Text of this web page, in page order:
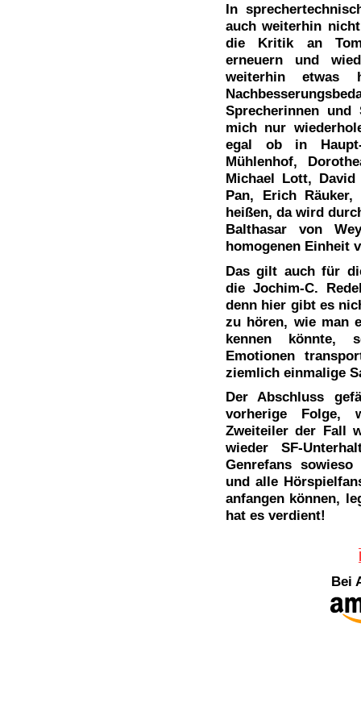
In
auch weiterhin
die Kritik an
erneuern und
weiterhin
Sprecherinnen
mich nur
egal ob in
Mühlenhof,
Michael Lott, David
Pan, Erich
heißen, da wird
Balthasar von
homogenen Einheit
Das gilt auch für
die Jochim-C.
denn hier gibt es
zu hören, wie man
kennen könnte,
Emotionen
ziemlich einmalige
Der Abschluss
vorherige Folge,
Zweiteiler der Fall
wieder SF-
Genrefans
und alle
anfangen können,
hat es verdient!
Bei